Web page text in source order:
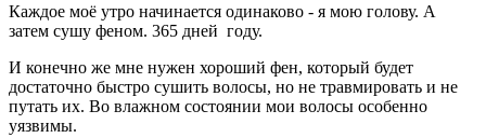
Каждое моё утро начинается одинаково - я мою голову. А
затем сушу феном. 365 дней году.
И конечно же мне нужен хороший фен, который будет
достаточно быстро сушить волосы, но не травмировать и не
путать их. Во влажном состоянии мои волосы особенно
уязвимы.